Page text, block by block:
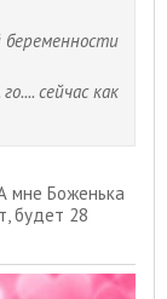
го.... сейчас как
мне Боженька
будет 28